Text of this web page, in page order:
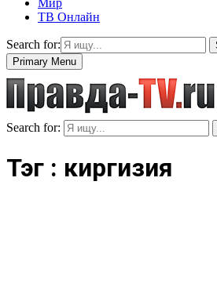
Мир
ТВ Онлайн
Search for:
Primary Menu
Search for:
Тэг : киргизия